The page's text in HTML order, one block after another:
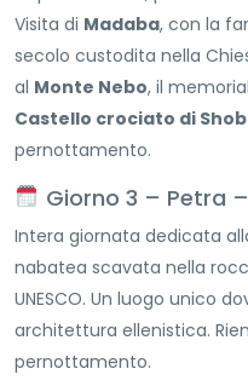
Visita di Madaba, con la
secolo custodita nella
al Monte Nebo, il
Castello crociato di
pernottamento.
Giorno 3 – Petra
Intera giornata dedicata
nabatea scavata nella
UNESCO. Un luogo unico
architettura ellenistica.
pernottamento.